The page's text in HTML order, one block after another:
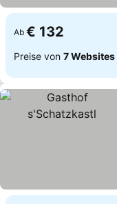
Ab € 132
Preise von 7 Websites